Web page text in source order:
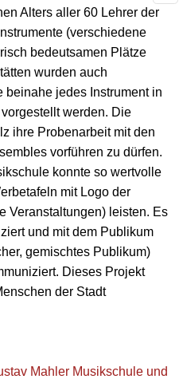
Alters aller 60 Lehrer der
(verschiedene
bedeutsamen Plätze
wurden auch
beinahe jedes Instrument in
werden. Die
ihre Probenarbeit mit den
vorführen zu dürfen.
konnte so wertvolle
mit Logo der
Veranstaltungen) leisten. Es
und mit dem Publikum
gemischtes Publikum)
Dieses Projekt
der Stadt
Mahler Musikschule und